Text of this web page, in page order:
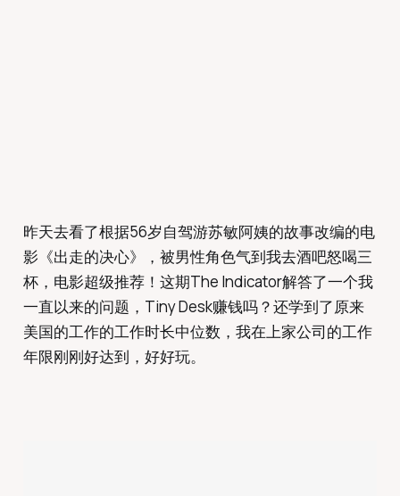
昨天去看了根据56岁自驾游苏敏阿姨的故事改编的电
影《出走的决心》，被男性角色气到我去酒吧怒喝三
杯，电影超级推荐！这期The Indicator解答了一个我
一直以来的问题，Tiny Desk赚钱吗？还学到了原来
美国的工作的工作时长中位数，我在上家公司的工作
年限刚刚好达到，好好玩。